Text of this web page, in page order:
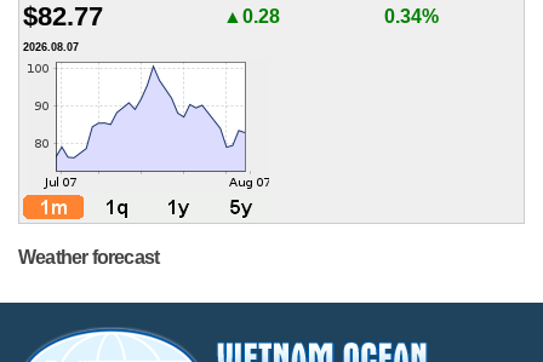
$82.77 ▲0.28 0.34%
2026.08.07
Weather forecast